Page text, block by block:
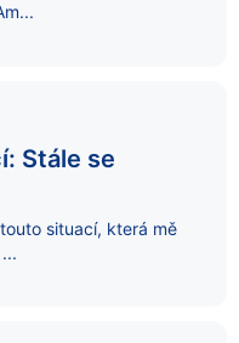
Stále se
situací, která mě